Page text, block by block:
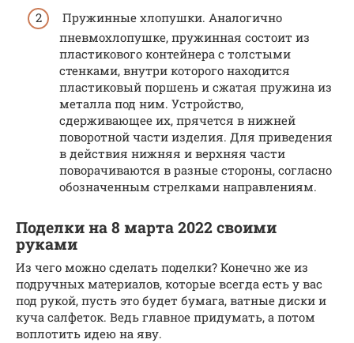
Пружинные хлопушки. Аналогично
пневмохлопушке, пружинная состоит из
пластикового контейнера с толстыми
стенками, внутри которого находится
пластиковый поршень и сжатая пружина из
металла под ним. Устройство,
сдерживающее их, прячется в нижней
поворотной части изделия. Для приведения
в действия нижняя и верхняя части
поворачиваются в разные стороны, согласно
обозначенным стрелками направлениям.
Поделки на 8 марта 2022 своими
руками
Из чего можно сделать поделки? Конечно же из
подручных материалов, которые всегда есть у вас
под рукой, пусть это будет бумага, ватные диски и
куча салфеток. Ведь главное придумать, а потом
воплотить идею на яву.